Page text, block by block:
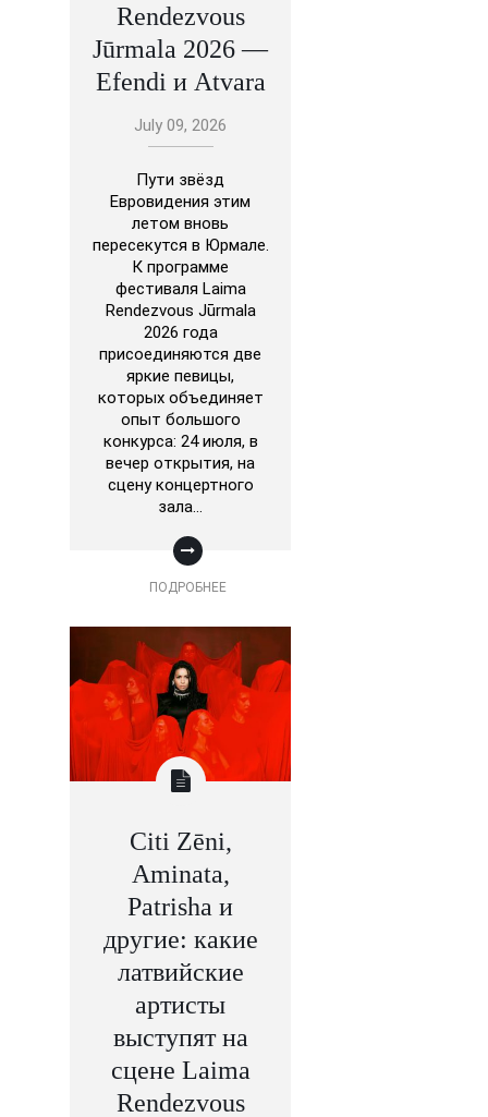
Rendezvous
Jūrmala 2026 —
Efendi и Atvara
July 09, 2026
Пути звёзд
Евровидения этим
летом вновь
пересекутся в Юрмале.
К программе
фестиваля Laima
Rendezvous Jūrmala
2026 года
присоединяются две
яркие певицы,
которых объединяет
опыт большого
конкурса: 24 июля, в
вечер открытия, на
сцену концертного
зала…
ПОДРОБНЕЕ
Citi Zēni,
Aminata,
Patrisha и
другие: какие
латвийские
артисты
выступят на
сцене Laima
Rendezvous